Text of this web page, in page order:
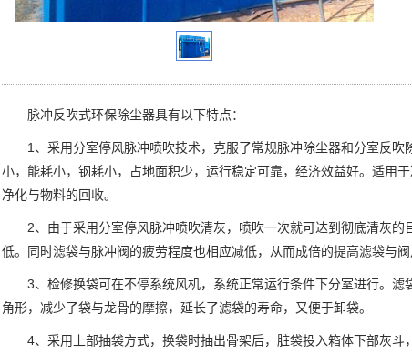
脉冲反吹式环保除尘器具有以下特点：
1、采用分室停风脉冲喷吹技术，克服了常规脉冲除尘器和分室反
小，能耗小，钢耗小，占地面积少，运行稳定可靠，经济效益好。适用
净化与物料的回收。
2、由于采用分室停风脉冲喷吹清灰，喷吹一次就可达到彻底清灰
低。同时滤袋与脉冲阀的疲劳程度也相应减低，从而成倍的提高滤袋与阀
3、检修换袋可在不停系统风机，系统正常运行条件下分室进行。
角形，减少了袋与龙骨的摩擦，延长了滤袋的寿命，又便于卸袋。
4、采用上部抽袋方式，换袋时抽出骨架后，脏袋投入箱体下部灰斗